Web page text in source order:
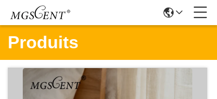
Produits